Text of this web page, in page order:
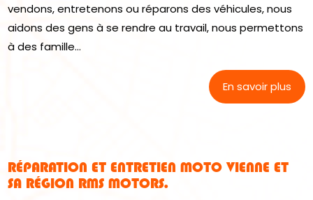
vendons, entretenons ou réparons des véhicules, nous
aidons des gens à se rendre au travail, nous permettons
à des famille...
En savoir plus
RÉPARATION ET ENTRETIEN MOTO VIENNE ET
SA RÉGION RMS MOTORS.